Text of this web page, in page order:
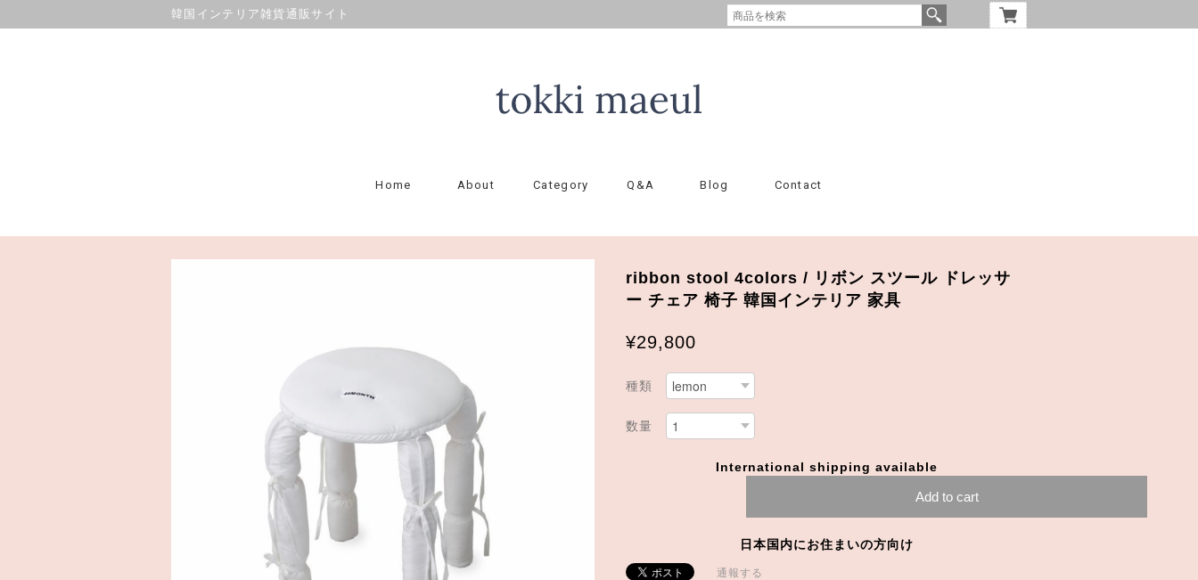
韓国インテリア雑貨通販サイト
Home About Category Q&A Blog Contact
ribbon stool 4colors / リボン スツール ドレッサ
ー チェア 椅子 韓国インテリア 家具
¥29,800
種類
数量
International shipping available
Add to cart
日本国内にお住まいの方向け
通報する